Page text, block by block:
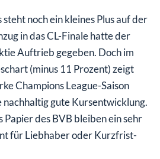
noch ein kleines Plus auf der
in das CL-Finale hatte der
Auftrieb gegeben. Doch im
(minus 11 Prozent) zeigt
Champions League-Saison
nachhaltig gute Kursentwicklung.
des BVB bleiben ein sehr
für Liebhaber oder Kurzfrist-